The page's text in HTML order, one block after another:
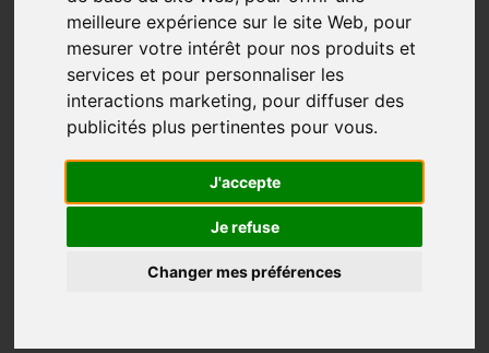
meilleure expérience sur le site Web, pour
mesurer votre intérêt pour nos produits et
services et pour personnaliser les
interactions marketing, pour diffuser des
publicités plus pertinentes pour vous.
J'accepte
Je refuse
Changer mes préférences
ETEM E68
Profondeur du système :
Valeur Uf cadre ≥1.7 W/(m²·K)
Épaisseur vitrage/panneau :max. 48 mm
Poids du vantail max.: 170 kg